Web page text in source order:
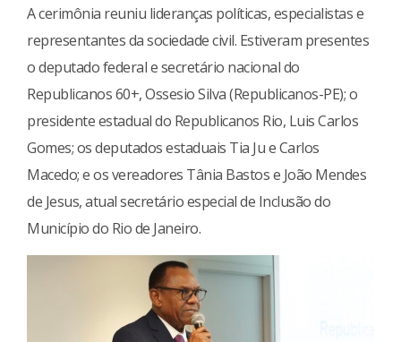
A cerimônia reuniu lideranças políticas, especialistas e
representantes da sociedade civil. Estiveram presentes
o deputado federal e secretário nacional do
Republicanos 60+, Ossesio Silva (Republicanos-PE); o
presidente estadual do Republicanos Rio, Luis Carlos
Gomes; os deputados estaduais Tia Ju e Carlos
Macedo; e os vereadores Tânia Bastos e João Mendes
de Jesus, atual secretário especial de Inclusão do
Município do Rio de Janeiro.